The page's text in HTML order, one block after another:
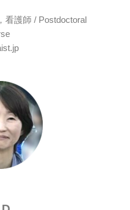
看護師 / Postdoctoral